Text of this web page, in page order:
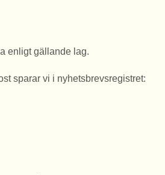
enligt gällande lag.
sparar vi i nyhetsbrevsregistret: